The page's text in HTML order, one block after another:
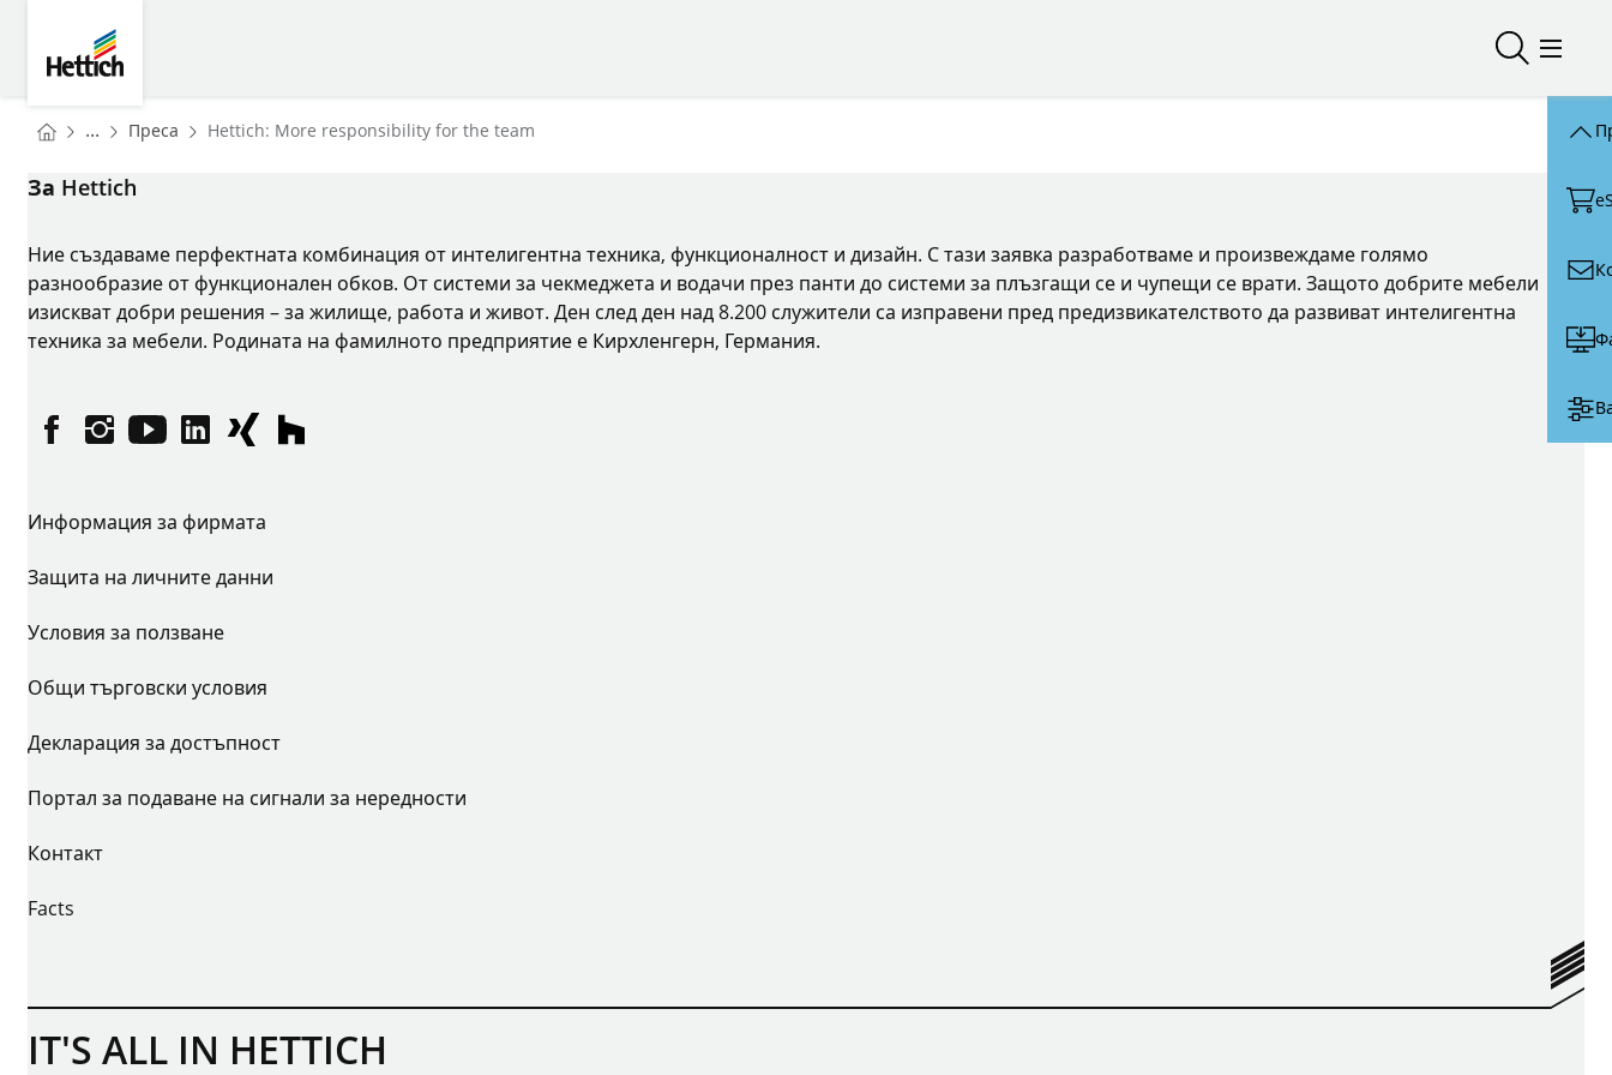
Меню
You are here:
Homepage
... Преса Homepage
Hettich: More responsibility for the team
За Hettich
Ние създаваме перфектната комбинация от интелигентна техника, функционалност и дизайн. С тази заявка разработваме и произвеждаме голямо
разнообразие от функционален обков. От системи за чекмеджета и водачи през панти до системи за плъзгащи се и чупещи се врати. Защото добрите мебели
изискват добри решения – за жилище, работа и живот. Ден след ден над 8.200 служители са изправени пред предизвикателството да развиват интелигентна
техника за мебели. Родината на фамилното предприятие е Кирхленгерн, Германия.
FacebookInstagram
YouTubelinkedinXINGhouzz
Информация за фирмата
Защита на личните данни
Условия за ползване
Общи търговски условия
Декларация за достъпност
Портал за подаване на сигнали за нередности
Контакт
Facts
IT'S ALL IN HETTICH